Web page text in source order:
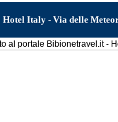
Hotel Italy - Via delle
al portale Bibionetravel.it -